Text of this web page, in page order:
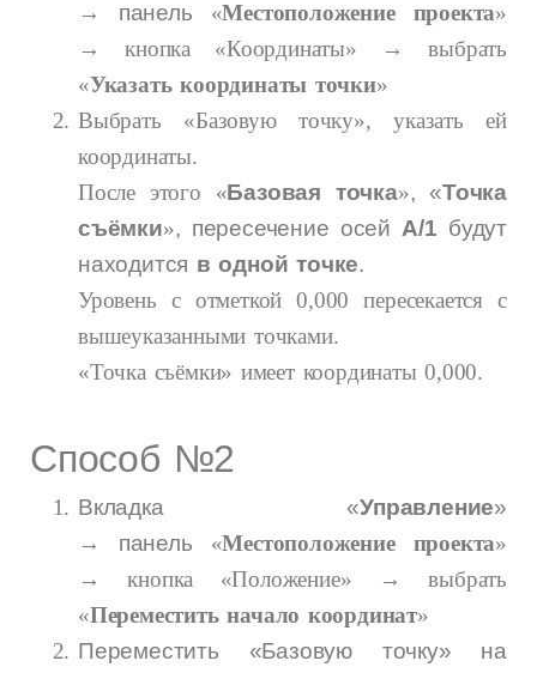
→ панель «Местоположение проекта»
→ кнопка «Координаты» → выбрать
«Указать координаты точки»
Выбрать «Базовую точку», указать ей
координаты.
После этого «Базовая точка», «Точка
съёмки», пересечение осей А/1 будут
находится в одной точке.
Уровень с отметкой 0,000 пересекается с
вышеуказанными точками.
«Точка съёмки» имеет координаты 0,000.
Способ №2
Вкладка «Управление»
→ панель «Местоположение проекта»
→ кнопка «Положение» → выбрать
«Переместить начало координат»
Переместить «Базовую точку» на